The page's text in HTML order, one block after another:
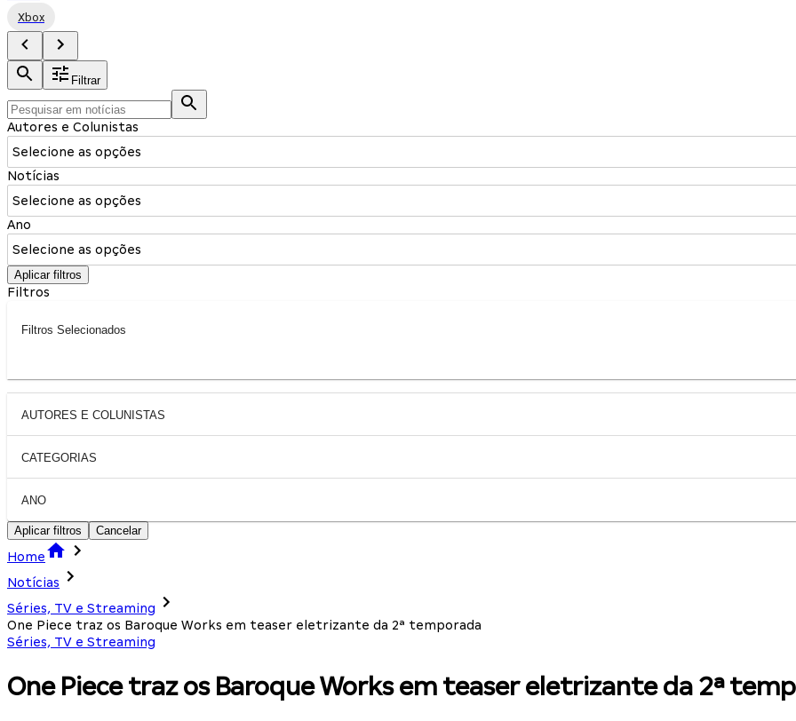
Xbox
Filtrar
Autores e Colunistas
Selecione as opções
Notícias
Selecione as opções
Ano
Selecione as opções
Aplicar filtros
Filtros
Filtros Selecionados
AUTORES E COLUNISTAS
CATEGORIAS
ANO
Aplicar filtros Cancelar
Home
Notícias
Séries, TV e Streaming
One Piece traz os Baroque Works em teaser eletrizante da 2ª temporada
Séries, TV e Streaming
One Piece traz os Baroque Works em teaser eletrizante da 2ª